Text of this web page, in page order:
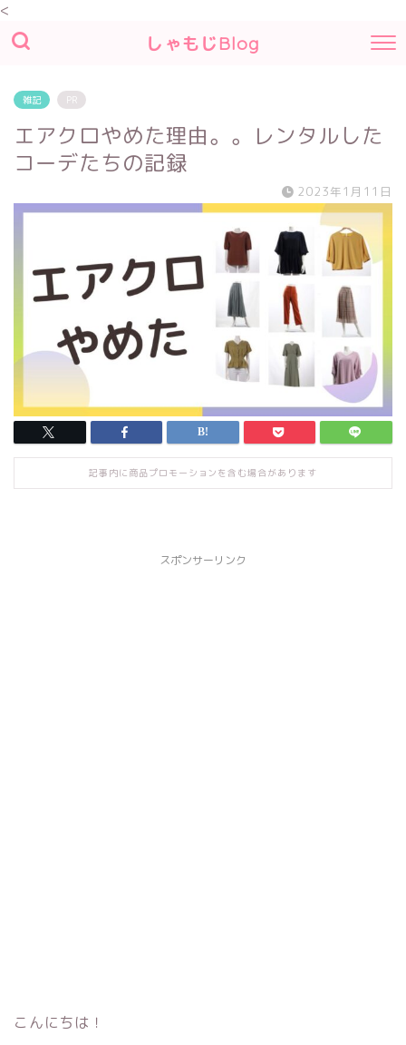
<
しゃもじBlog
雑記 PR
エアクロやめた理由。。レンタルした
コーデたちの記録
2023年1月11日
記事内に商品プロモーションを含む場合があります
スポンサーリンク
こんにちは！